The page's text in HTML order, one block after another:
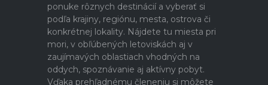
ponuke rôznych destinácií a vyberať si
podľa krajiny, regiónu, mesta, ostrova či
konkrétnej lokality. Nájdete tu miesta pri
mori, v obľúbených letoviskách aj v
zaujímavých oblastiach vhodných na
oddych, spoznávanie aj aktívny pobyt.
Vďaka prehľadnému členeniu si môžete